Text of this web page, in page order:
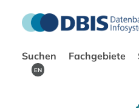
Suchen Fachgebiete
EN